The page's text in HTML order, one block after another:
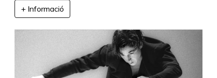
+ Informació